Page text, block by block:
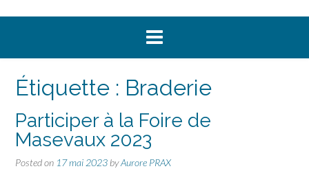
Étiquette : Braderie
Participer à la Foire de
Masevaux 2023
Posted on 17 mai 2023 byAurore PRAX